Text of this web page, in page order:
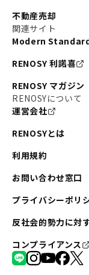
不動産売却
関連サイト
Modern
RENOSY 利諾喜
RENOSY マガジン
RENOSYについて
運営会社
RENOSYとは
利用規約
お問い合わせ窓口
プライバシーポリ
反社会的勢力に対
コンプライアンス